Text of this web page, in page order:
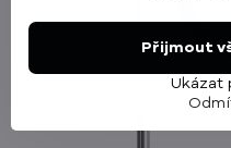
Ukázat
Přijmout